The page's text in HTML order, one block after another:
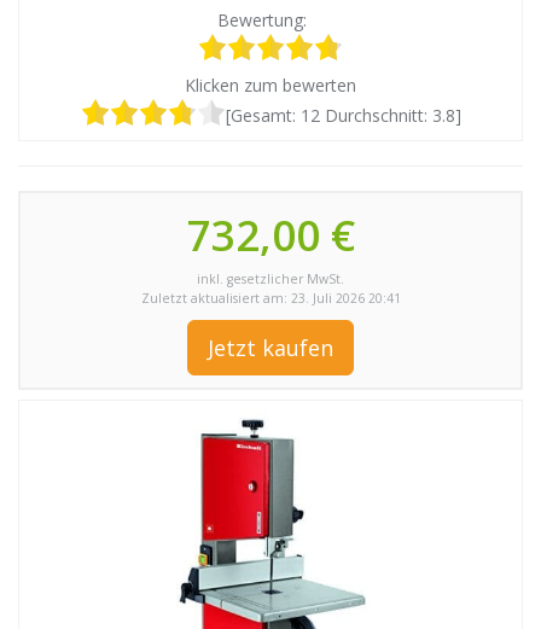
Bewertung:
Klicken zum bewerten
[Gesamt: 12Durchschnitt: 3.8]
732,00 €
inkl. gesetzlicher MwSt.
Zuletzt aktualisiert am: 23. Juli 2026 20:41
Jetzt kaufen